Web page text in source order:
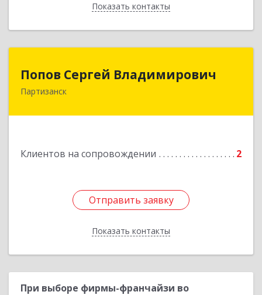
Показать контакты
Назад
Попов Сергей Владимирович
Партизанск
Клиентов на сопровождении 2
Отправить заявку
Показать контакты
Попов Сергей Владимирович
692922, Приморский край, г. Находка, ул.
Отправить заявку
Назад
При выборе фирмы-франчайзи во